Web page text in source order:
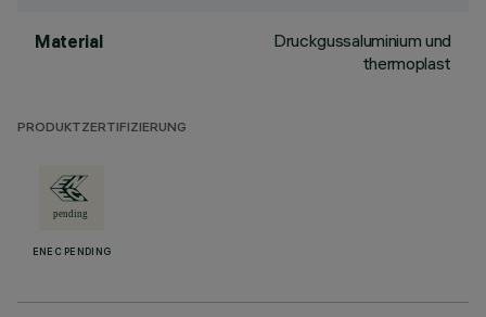
Material
Druckgussaluminium und
thermoplast
PRODUKTZERTIFIZIERUNG
ENEC PENDING